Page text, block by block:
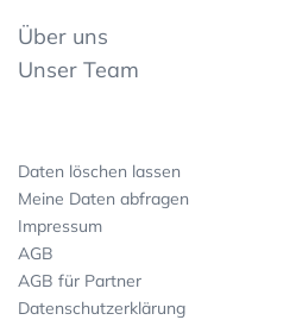
Über uns
Unser Team
Daten löschen lassen
Meine Daten abfragen
Impressum
AGB
AGB für Partner
Datenschutzerklärung